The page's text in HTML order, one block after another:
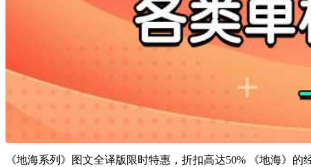
《地海系列》图文全译版限时特惠，折扣高达50% 《地海》